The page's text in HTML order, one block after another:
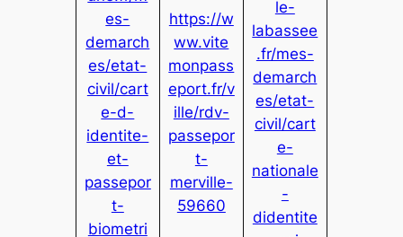
es-
demarch
es/etat-
civil/cart
e-d-
identite-
et-
passepor
t-
biometri
https://w
ww.vite
monpass
eport.fr/v
ille/rdv-
passepor
t-
merville-
59660
le-
labassee
.fr/mes-
demarch
es/etat-
civil/cart
e-
nationale
-
didentite